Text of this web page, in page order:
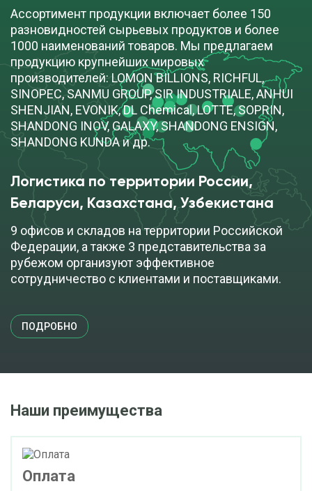
Ассортимент продукции включает более 150
разновидностей сырьевых продуктов и более
1000 наименований товаров. Мы предлагаем
продукцию крупнейших мировых
производителей: LOMON BILLIONS, RICHFUL,
SINOPEC, SANMU GROUP, SIR INDUSTRIALE, ANHUI
SHENJIAN, EVONIK, DL Chemical, LOTTE, SOPRIN,
SHANDONG INOV, GALAXY, SHANDONG ENSIGN,
SHANDONG KUNDA и др.
Логистика по территории России,
Беларуси, Казахстана, Узбекистана
9 офисов и складов на территории Российской
Федерации, а также 3 представительства за
рубежом организуют эффективное
сотрудничество с клиентами и поставщиками.
ПОДРОБНО
Наши преимущества
Оплата